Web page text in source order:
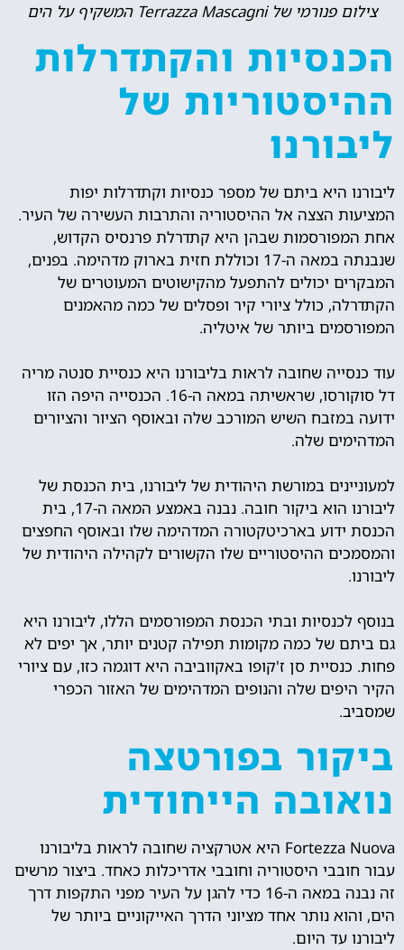
צילום פנורמי של Terrazza Mascagni המשקיף על הים
הכנסיות והקתדרלות
ההיסטוריות של
ליבורנו
ליבורנו היא ביתם של מספר כנסיות וקתדרלות יפות
המציעות הצצה אל ההיסטוריה והתרבות העשירה של העיר.
אחת המפורסמות שבהן היא קתדרלת פרנסיס הקדוש,
שנבנתה במאה ה-17 וכוללת חזית בארוק מדהימה. בפנים,
המבקרים יכולים להתפעל מהקישוטים המעוטרים של
הקתדרלה, כולל ציורי קיר ופסלים של כמה מהאמנים
המפורסמים ביותר של איטליה.
עוד כנסייה שחובה לראות בליבורנו היא כנסיית סנטה מריה
דל סוקורסו, שראשיתה במאה ה-16. הכנסייה היפה הזו
ידועה במזבח השיש המורכב שלה ובאוסף הציור והציורים
המדהימים שלה.
למעוניינים במורשת היהודית של ליבורנו, בית הכנסת של
ליבורנו הוא ביקור חובה. נבנה באמצע המאה ה-17, בית
הכנסת ידוע בארכיטקטורה המדהימה שלו ובאוסף החפצים
והמסמכים ההיסטוריים שלו הקשורים לקהילה היהודית של
ליבורנו.
בנוסף לכנסיות ובתי הכנסת המפורסמים הללו, ליבורנו היא
גם ביתם של כמה מקומות תפילה קטנים יותר, אך יפים לא
פחות. כנסיית סן ז'קופו באקווביבה היא דוגמה כזו, עם ציורי
הקיר היפים שלה והנופים המדהימים של האזור הכפרי
שמסביב.
ביקור בפורטצה
נואובה הייחודית
Fortezza Nuova היא אטרקציה שחובה לראות בליבורנו
עבור חובבי היסטוריה וחובבי אדריכלות כאחד. ביצור מרשים
זה נבנה במאה ה-16 כדי להגן על העיר מפני התקפות דרך
הים, והוא נותר אחד מציוני הדרך האייקוניים ביותר של
ליבורנו עד היום.